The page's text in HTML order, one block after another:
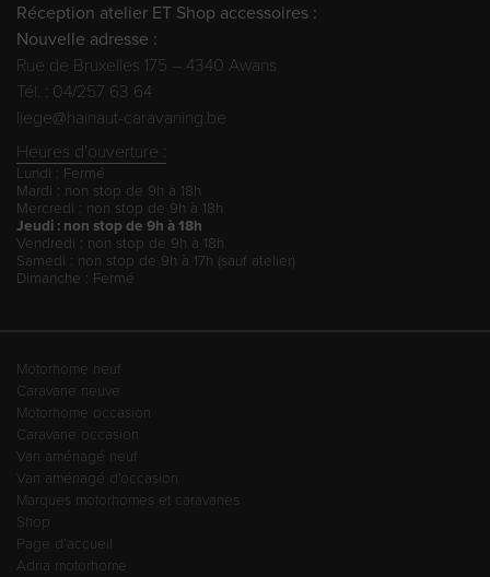
Réception atelier ET Shop accessoires :
Nouvelle adresse :
Rue de Bruxelles 175 – 4340 Awans
Tél. : 04/257 63 64
liege@hainaut-caravaning.be
Heures d’ouverture :
Lundi : Fermé
Mardi : non stop de 9h à 18h
Mercredi : non stop de 9h à 18h
Jeudi : non stop de 9h à 18h
Vendredi : non stop de 9h à 18h
Samedi : non stop de 9h à 17h (sauf atelier)
Dimanche : Fermé
Motorhome neuf
Caravane neuve
Motorhome occasion
Caravane occasion
Van aménagé neuf
Van aménagé d'occasion
Marques motorhomes et caravanes
Shop
Page d’accueil
Adria motorhome